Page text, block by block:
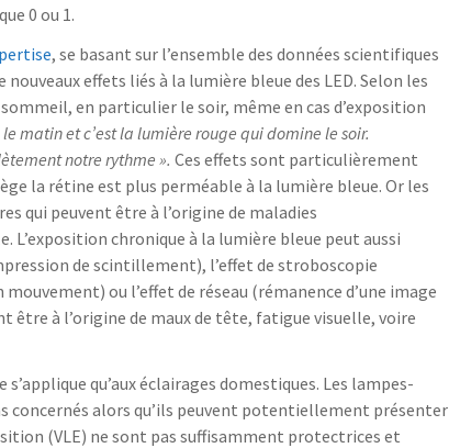
0 ou 1.
, se basant sur l’ensemble des données scientifiques
effets liés à la lumière bleue des LED. Selon les
en particulier le soir, même en cas d’exposition
matin et c’est la lumière rouge qui domine le soir.
notre rythme ». Ces effets sont particulièrement
la rétine est plus perméable à la lumière bleue. Or les
qui peuvent être à l’origine de maladies
L’exposition chronique à la lumière bleue peut aussi
de scintillement), l’effet de stroboscopie
ou l’effet de réseau (rémanence d’une image
être à l’origine de maux de tête, fatigue visuelle, voire
qu’aux éclairages domestiques. Les lampes-
concernés alors qu’ils peuvent potentiellement présenter
(VLE) ne sont pas suffisamment protectrices et